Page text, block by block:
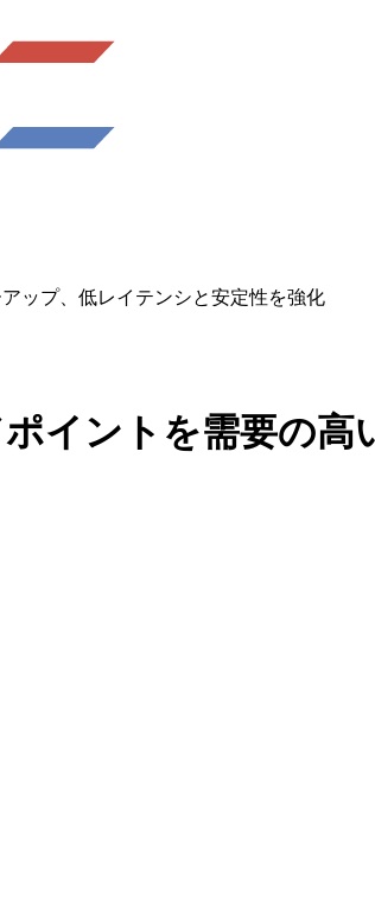
アップ、低レイテンシと安定性を強化
イントを需要の高